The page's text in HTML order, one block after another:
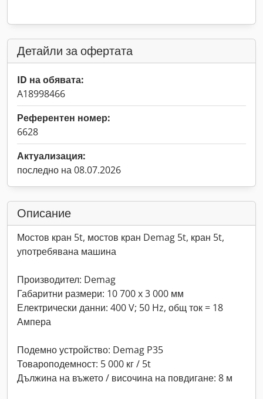
Детайли за офертата
ID на обявата:
A18998466
Референтен номер:
6628
Актуализация:
последно на 08.07.2026
Описание
Мостов кран 5t, мостов кран Demag 5t, кран 5t,
употребявана машина
Производител: Demag
Габаритни размери: 10 700 x 3 000 мм
Електрически данни: 400 V; 50 Hz, общ ток = 18
Ампера
Подемно устройство: Demag P35
Товароподемност: 5 000 кг / 5t
Дължина на въжето / височина на повдигане: 8 м